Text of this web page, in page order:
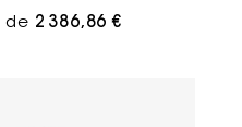
de 2 386,86 €